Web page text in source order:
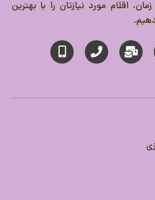
اقلام مورد نیازتان را با بهترین